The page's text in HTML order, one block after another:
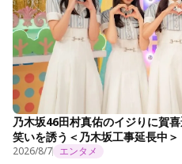
乃木坂46田村真佑のイジりに賀
笑いを誘う＜乃木坂工事延長中＞
2026/8/7 エンタメ